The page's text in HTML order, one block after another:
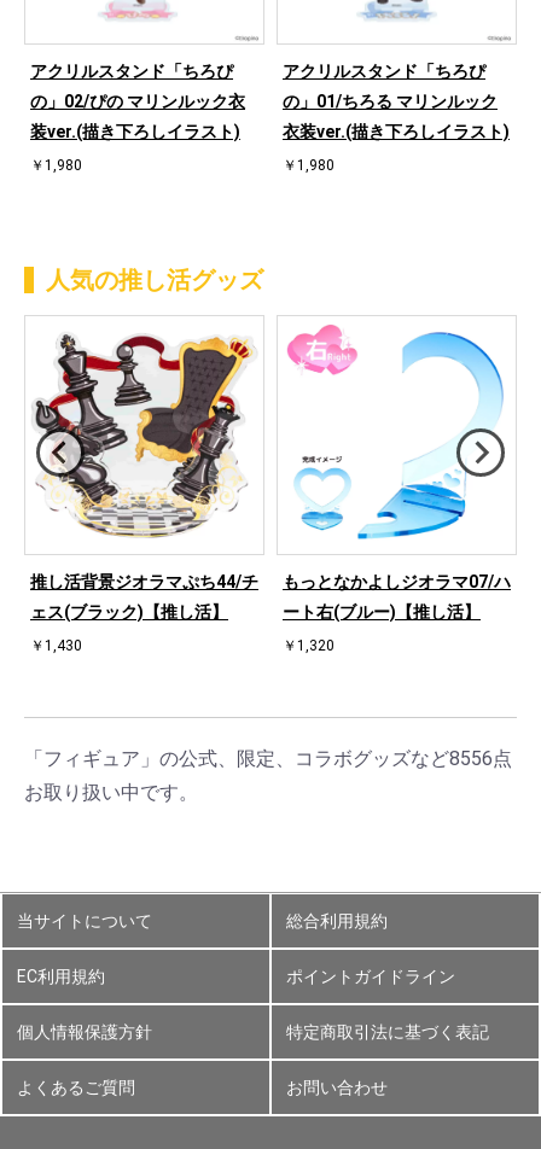
アクリルスタンド「ちろぴ
の」02/ぴの マリンルック衣
装ver.(描き下ろしイラスト)
￥1,980
アクリルスタンド「ちろぴ
の」01/ちろる マリンルック
衣装ver.(描き下ろしイラスト)
￥1,980
人気の推し活グッズ
推し活背景ジオラマぷち44/チ
ェス(ブラック)【推し活】
￥1,430
もっとなかよしジオラマ07/ハ
ート右(ブルー)【推し活】
￥1,320
「フィギュア」の公式、限定、コラボグッズなど8556点
お取り扱い中です。
当サイトについて 総合利用規約
EC利用規約 ポイントガイドライン
個人情報保護方針 特定商取引法に基づく表記
よくあるご質問 お問い合わせ